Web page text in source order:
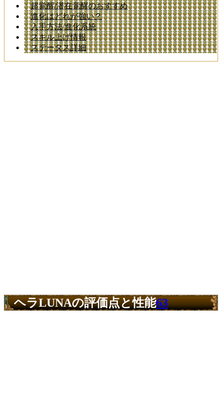
超覚醒/潜在覚醒のおすすめ
進化はどれが強い？
入手方法/進化系統
スキル上げ情報
ステータス詳細
ヘラLUNAの評価点と性能63